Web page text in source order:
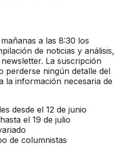
a las 8:30 los
de noticias y análisis,
La suscripción
perderse ningún detalle del
la información necesaria de
desde el 12 de junio
el 19 de julio
de columnistas